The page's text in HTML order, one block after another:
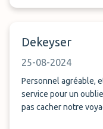
Dekeyser
25-08-2024
Personnel agréable,
service pour un